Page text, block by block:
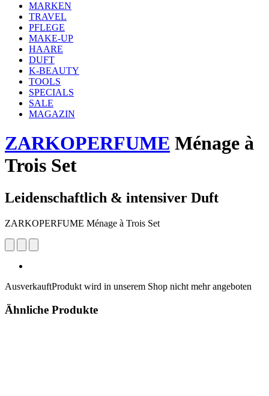
MARKEN
TRAVEL
PFLEGE
MAKE-UP
HAARE
DUFT
K-BEAUTY
TOOLS
SPECIALS
SALE
MAGAZIN
ZARKOPERFUME Ménage à
Trois Set
Leidenschaftlich & intensiver Duft
ZARKOPERFUME Ménage à Trois Set
AusverkauftProdukt wird in unserem Shop nicht mehr angeboten
Ähnliche Produkte